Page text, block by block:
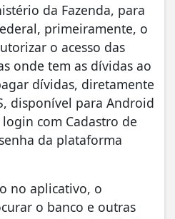
da Fazenda, para
primeiramente, o
o acesso das
onde tem as dívidas ao
dívidas, diretamente
disponível para Android
com Cadastro de
da plataforma
no aplicativo, o
o banco e outras